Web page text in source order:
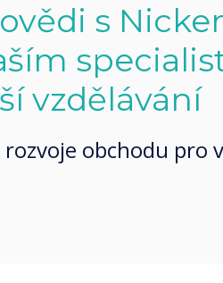
s
vzdělávání
obchodu pro